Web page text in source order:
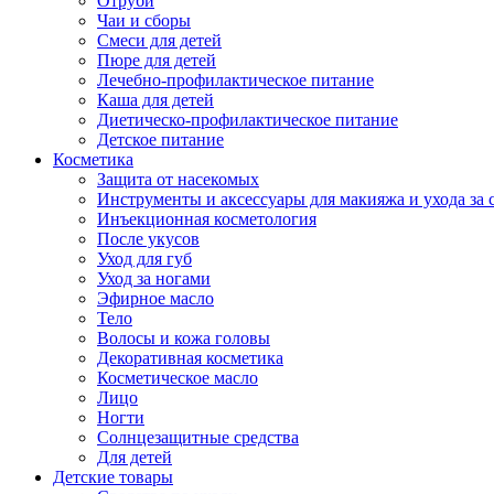
Чаи и сборы
Смеси для детей
Пюре для детей
Лечебно-профилактическое питание
Каша для детей
Диетическо-профилактическое питание
Детское питание
Косметика
Защита от насекомых
Инструменты и аксессуары для макияжа и ухода за
Инъекционная косметология
После укусов
Уход для губ
Уход за ногами
Эфирное масло
Тело
Волосы и кожа головы
Декоративная косметика
Косметическое масло
Лицо
Ногти
Солнцезащитные средства
Для детей
Детские товары